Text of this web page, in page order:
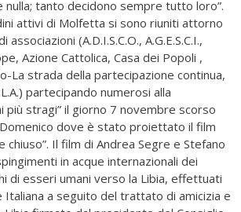
nulla; tanto decidono sempre tutto loro”.
attivi di Molfetta si sono riuniti attorno
(A.D.I.S.C.O., A.G.E.S.C.I.,
Azione Cattolica, Casa dei Popoli ,
La strada della partecipazione continua,
partecipando numerosi alla
più stragi” il giorno 7 novembre scorso
Domenico dove è stato proiettato il film
chiuso”. Il film di Andrea Segre e Stefano
in acque internazionali dei
di esseri umani verso la Libia, effettuati
Italiana a seguito del trattato di amicizia e